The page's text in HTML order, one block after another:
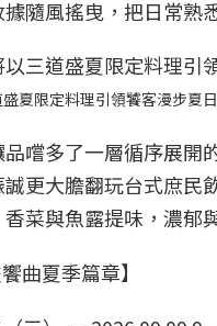
隨風搖曳，把日常熟
夏限定料理引領饕客漫步夏
嚐多了一層循序展開
更大膽翻玩台式庶民
菜與魚露提味，濃郁
曲夏季篇章】